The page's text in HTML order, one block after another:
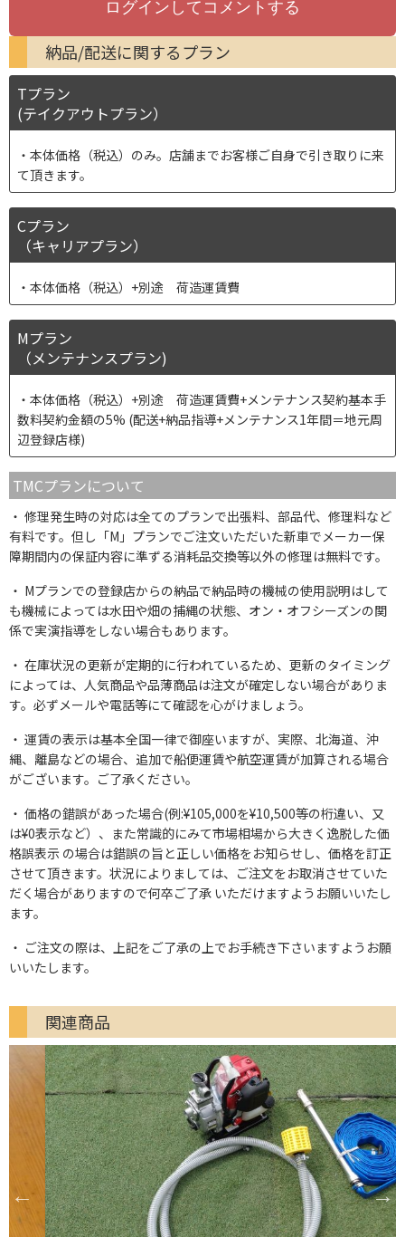
納品/配送に関するプラン
Tプラン
(テイクアウトプラン）
本体価格（税込）のみ。店舗までお客様ご自身で引き取りに来
て頂きます。
Cプラン
（キャリアプラン）
本体価格（税込）+別途 荷造運賃費
Mプラン
（メンテナンスプラン)
本体価格（税込）+別途 荷造運賃費+メンテナンス契約基本手
数料契約金額の5% (配送+納品指導+メンテナンス1年間＝地元周
辺登録店様)
TMCプランについて
修理発生時の対応は全てのプランで出張料、部品代、修理料など
有料です。但し「M」プランでご注文いただいた新車でメーカー保
障期間内の保証内容に準ずる消耗品交換等以外の修理は無料です。
Mプランでの登録店からの納品で納品時の機械の使用説明はして
も機械によっては水田や畑の捕縄の状態、オン・オフシーズンの関
係で実演指導をしない場合もあります。
在庫状況の更新が定期的に行われているため、更新のタイミング
によっては、人気商品や品薄商品は注文が確定しない場合がありま
す。必ずメールや電話等にて確認を心がけましょう。
運賃の表示は基本全国一律で御座いますが、実際、北海道、沖
縄、離島などの場合、追加で船便運賃や航空運賃が加算される場合
がございます。ご了承ください。
価格の錯誤があった場合(例:¥105,000を¥10,500等の桁違い、又
は¥0表示など）、また常識的にみて市場相場から大きく逸脱した価
格誤表示 の場合は錯誤の旨と正しい価格をお知らせし、価格を訂正
させて頂きます。状況によりましては、ご注文をお取消させていた
だく場合がありますので何卒ご了承 いただけますようお願いいたし
ます。
ご注文の際は、上記をご了承の上でお手続き下さいますようお願
いいたします。
関連商品